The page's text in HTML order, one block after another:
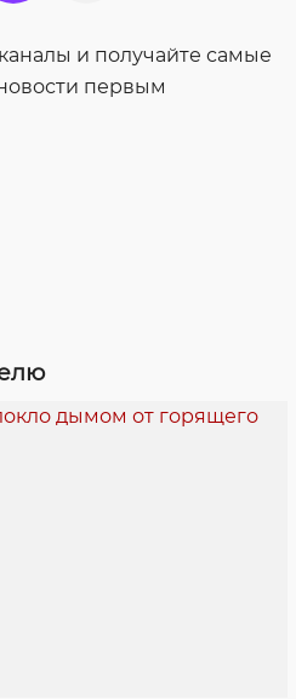
и получайте самые
первым